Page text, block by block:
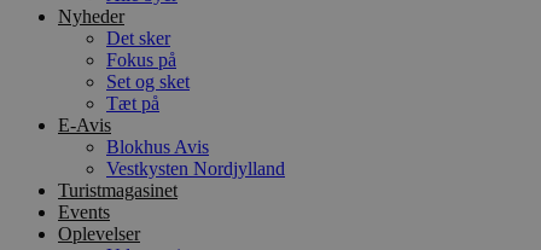
Nyheder
Det sker
Fokus på
Set og sket
Tæt på
E-Avis
Blokhus Avis
Vestkysten Nordjylland
Turistmagasinet
Events
Oplevelser